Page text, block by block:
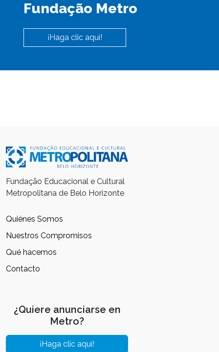
Fundação Metro
¡Haga clic aquí!
Fundação Educacional e Cultural
Metropolitana de Belo Horizonte
Quiénes Somos
Nuestros Compromisos
Qué hacemos
Contacto
¿Quiere anunciarse en
Metro?
¡Haga clic aquí!